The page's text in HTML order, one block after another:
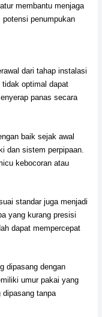
membantu menjaga
penumpukan
dari tahap instalasi
optimal dapat
panas secara
baik sejak awal
dan sistem perpipaan.
kebocoran atau
standar juga menjadi
yang kurang presisi
dapat mempercepat
dipasang dengan
umur pakai yang
tanpa